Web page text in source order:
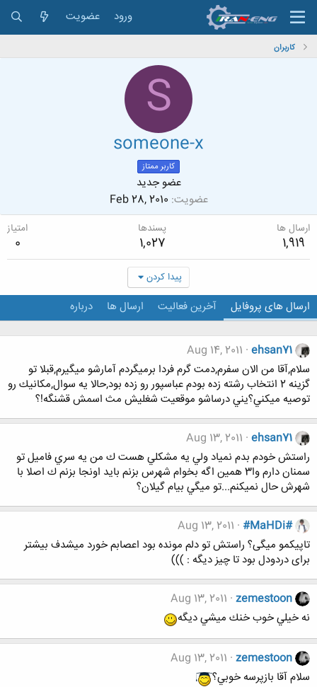
ورود عضویت
کاربران
S
someone-x
کاربر ممتاز
عضو جدید
عضویت Feb 28, 2010
ارسال ها
1,919
پسندها
1,027
امتیاز
0
پیدا کردن
ارسال های پروفایل آخرین فعالیت ارسال ها درباره
ehsan71
Aug 14, 2011
سلام,آقا من الان سفرم,دمت گرم فردا برميگردم آمارشو ميگيرم,قبلا تو
گزينه 2 انتخاب رشته زده بودم عباسپور رو زده بود,حالا يه سوال,مكانيك رو
توصيه ميكني؟يني درساشو موقعيت شغليش مث اسمش قشنگه!؟
ehsan71
Aug 13, 2011
راستش خودم بدم نمياد ولي يه مشكلي هست ك من يه سري فاميل تو
سمنان دارم وا3 همين اگه بخوام شهرس بزنم بايد اونجا بزنم ك اصلا با
شهرش حال نميكنم...تو ميگي بيام گيلان؟
#MaHDi#
Aug 13, 2011
تاپیکمو میگی؟ راستش تو دلم مونده بود اعصابم خورد میشدف بیشتر
برای دردودل بود تا چیز دیگه : )))
zemestoon
Aug 13, 2011
نه خيلي خوب خنك ميشي ديگه
zemestoon
Aug 13, 2011
سلام آقا بازپرسه خوبي؟